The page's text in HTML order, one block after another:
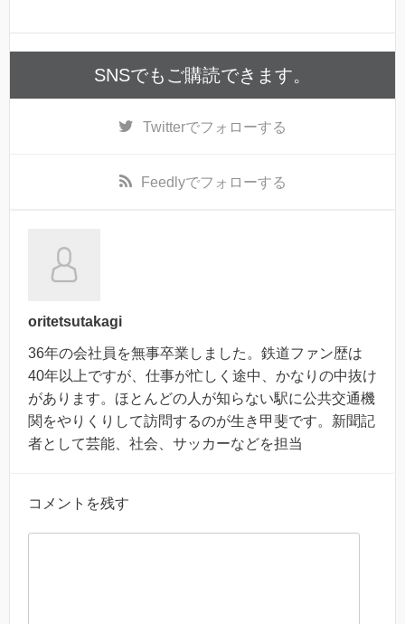
SNSでもご購読できます。
Twitterでフォローする
Feedlyでフォローする
oritetsutakagi
36年の会社員を無事卒業しました。鉄道ファン歴は
40年以上ですが、仕事が忙しく途中、かなりの中抜け
があります。ほとんどの人が知らない駅に公共交通機
関をやりくりして訪問するのが生き甲斐です。新聞記
者として芸能、社会、サッカーなどを担当
コメントを残す